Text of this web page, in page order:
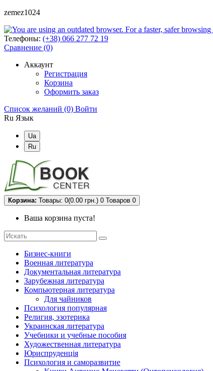
zemez1024
Телефоны: (+38) 066 277 72 19
Сравнение (0)
Аккаунт
Регистрация
Корзина
Оформить заказ
Список желаний (0) Войти
Ru Язык
Ua
Ru
Корзина: Товары: 0(0.00 грн.) 0 Товаров 0
Ваша корзина пуста!
Бизнес-книги
Военная литература
Документальная литература
Зарубежная литература
Компьютерная литература
Для чайников
Психология популярная
Религия, эзотерика
Украинская литература
Учебники и учебные пособия
Художественная литература
Юриспруденція
Психология и саморазвитие